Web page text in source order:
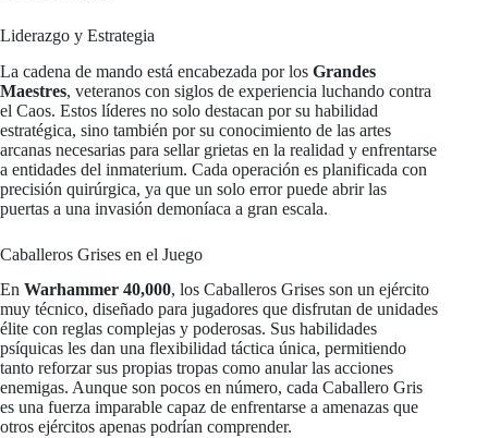
Liderazgo y Estrategia
La cadena de mando está encabezada por los Grandes
Maestres, veteranos con siglos de experiencia luchando contra
el Caos. Estos líderes no solo destacan por su habilidad
estratégica, sino también por su conocimiento de las artes
arcanas necesarias para sellar grietas en la realidad y enfrentarse
a entidades del inmaterium. Cada operación es planificada con
precisión quirúrgica, ya que un solo error puede abrir las
puertas a una invasión demoníaca a gran escala.
Caballeros Grises en el Juego
En Warhammer 40,000, los Caballeros Grises son un ejército
muy técnico, diseñado para jugadores que disfrutan de unidades
élite con reglas complejas y poderosas. Sus habilidades
psíquicas les dan una flexibilidad táctica única, permitiendo
tanto reforzar sus propias tropas como anular las acciones
enemigas. Aunque son pocos en número, cada Caballero Gris
es una fuerza imparable capaz de enfrentarse a amenazas que
otros ejércitos apenas podrían comprender.